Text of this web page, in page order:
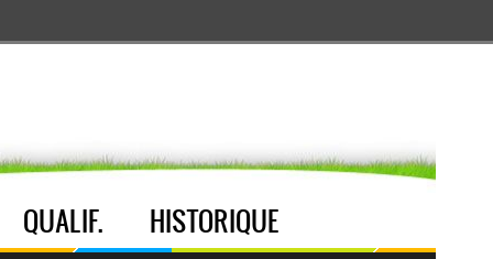
QUALIF. HISTORIQUE